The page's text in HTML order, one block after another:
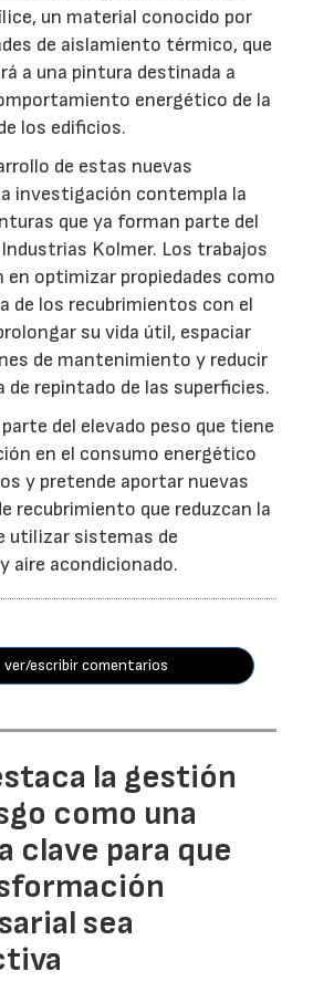
un material conocido por
de aislamiento térmico, que
a una pintura destinada a
energético de la
los edificios.
de estas nuevas
investigación contempla la
que ya forman parte del
Kolmer. Los trabajos
en optimizar propiedades como
de los recubrimientos con el
su vida útil, espaciar
de mantenimiento y reducir
de repintado de las superficies.
del elevado peso que tiene
en el consumo energético
y pretende aportar nuevas
recubrimiento que reduzcan la
utilizar sistemas de
aire acondicionado.
ver/escribir comentarios
la gestión
como una
clave para que
sea